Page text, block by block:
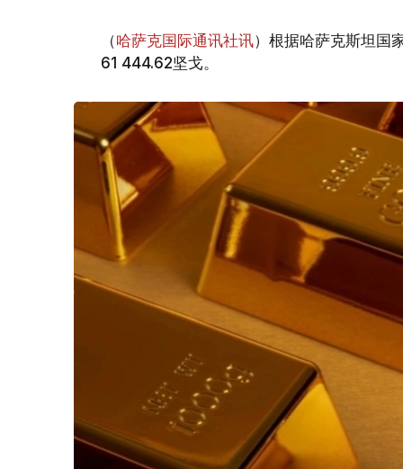
（哈萨克国际通讯社讯）根据哈萨克斯坦国
61 444.62坚戈。